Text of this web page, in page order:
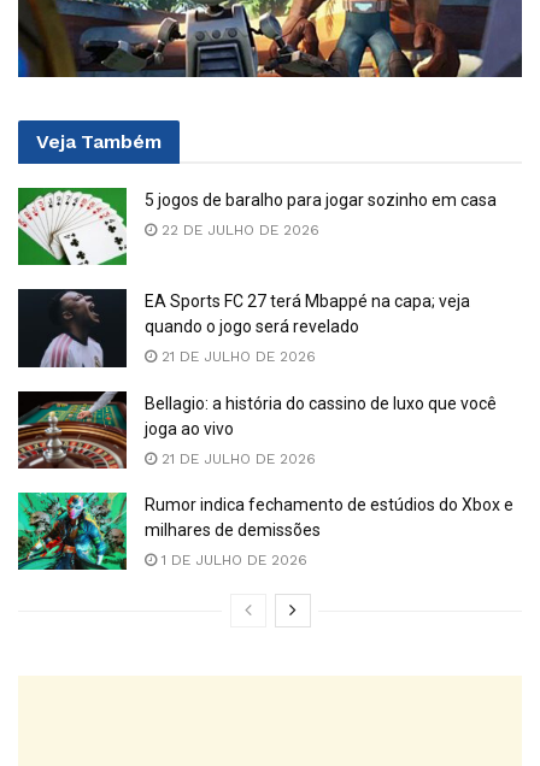
Veja Também
5 jogos de baralho para jogar sozinho em casa
22 DE JULHO DE 2026
EA Sports FC 27 terá Mbappé na capa; veja
quando o jogo será revelado
21 DE JULHO DE 2026
Bellagio: a história do cassino de luxo que você
joga ao vivo
21 DE JULHO DE 2026
Rumor indica fechamento de estúdios do Xbox e
milhares de demissões
1 DE JULHO DE 2026